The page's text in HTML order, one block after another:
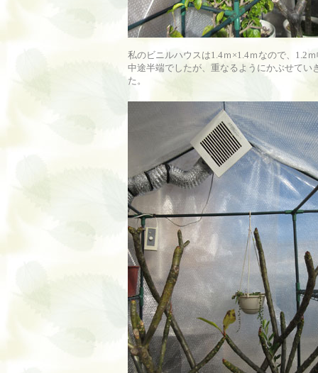
私のビニルハウスは1.4ｍ×1.4ｍなので、1.2
中途半端でしたが、重なるようにかぶせてい
た。